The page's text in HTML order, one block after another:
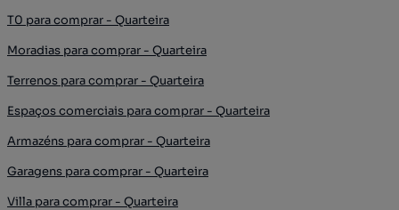
T0 para comprar - Quarteira
Moradias para comprar - Quarteira
Terrenos para comprar - Quarteira
Espaços comerciais para comprar - Quarteira
Armazéns para comprar - Quarteira
Garagens para comprar - Quarteira
Villa para comprar - Quarteira